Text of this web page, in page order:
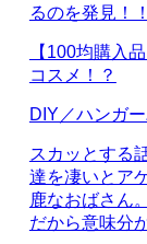
るのを発見！
【100均購入
コスメ！？
DIY／ハンガ
スカッとする
達を凄いとア
鹿なおばさん
だから意味分